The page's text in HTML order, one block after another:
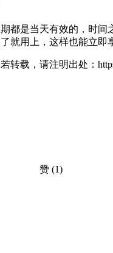
都是当天有效的，时
就用上，这样也能立即
若转载，请注明出处：
赞 (1)